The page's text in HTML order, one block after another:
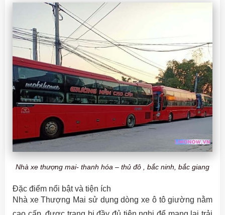
Nhà xe thượng mai- thanh hóa – thủ đô , bắc ninh, bắc giang
Đặc điểm nổi bật và tiện ích
Nhà xe Thượng Mai sử dụng dòng xe ô tô giường nằm